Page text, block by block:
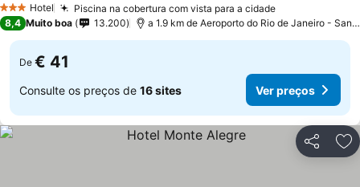
3 EstrelasHotel Piscina na cobertura com vista para a cidade
8,4 Muito boa 13.200 a 1.9 km de Aeroporto do Rio de Janeiro - Santos Dumont
De € 41
Consulte os preços de 16 sites Ver preços
Partilhar